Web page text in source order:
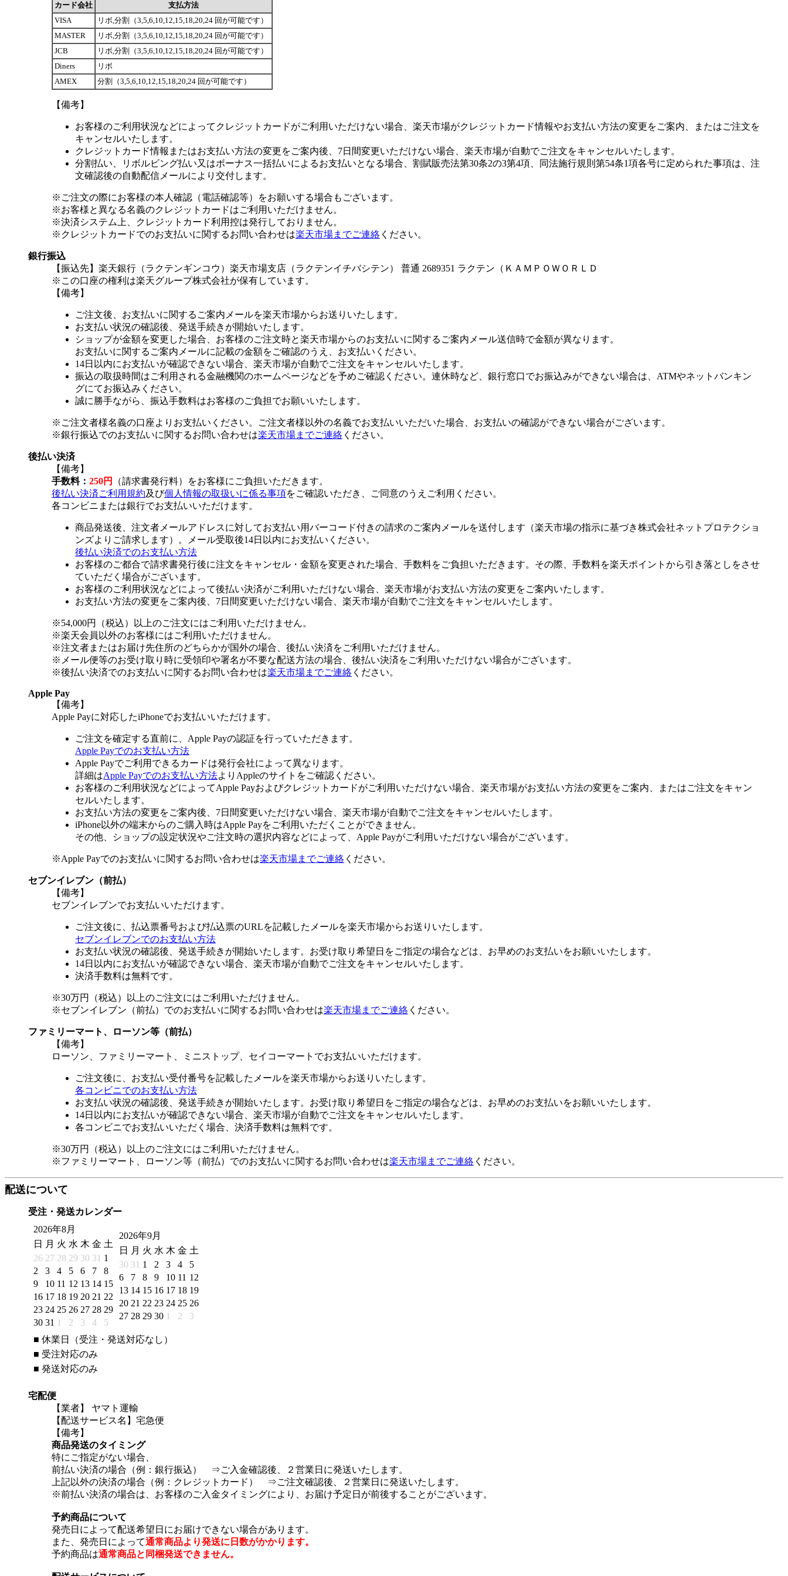
カード会社
支払方法
VISA
リボ,分割（3,5,6,10,12,15,18,20,24 回が可能です）
MASTER
リボ,分割（3,5,6,10,12,15,18,20,24 回が可能です）
JCB
リボ,分割（3,5,6,10,12,15,18,20,24 回が可能です）
Diners
リボ
AMEX
分割（3,5,6,10,12,15,18,20,24 回が可能です）
【備考】
お客様のご利用状況などによってクレジットカードがご利用いただけない場合、楽天市場がクレジットカード情報やお支払い方法の変更をご案内、またはご注文を
キャンセルいたします。
クレジットカード情報またはお支払い方法の変更をご案内後、7日間変更いただけない場合、楽天市場が自動でご注文をキャンセルいたします。
分割払い、リボルビング払い又はボーナス一括払いによるお支払いとなる場合、割賦販売法第30条2の3第4項、同法施行規則第54条1項各号に定められた事項は、注
文確認後の自動配信メールにより交付します。
※ご注文の際にお客様の本人確認（電話確認等）をお願いする場合もございます。
※お客様と異なる名義のクレジットカードはご利用いただけません。
※決済システム上、クレジットカード利用控は発行しておりません。
※クレジットカードでのお支払いに関するお問い合わせは楽天市場までご連絡 ください。
銀行振込
【振込先】楽天銀行（ラクテンギンコウ）楽天市場支店（ラクテンイチバシテン） 普通 2689351 ラクテン（ＫＡＭＰＯＷＯＲＬＤ
※この口座の権利は楽天グループ株式会社が保有しています。
【備考】
ご注文後、お支払いに関するご案内メールを楽天市場からお送りいたします。
お支払い状況の確認後、発送手続きが開始いたします。
ショップが金額を変更した場合、お客様のご注文時と楽天市場からのお支払いに関するご案内メール送信時で金額が異なります。
お支払いに関するご案内メールに記載の金額をご確認のうえ、お支払いください。
14日以内にお支払いが確認できない場合、楽天市場が自動でご注文をキャンセルいたします。
振込の取扱時間はご利用される金融機関のホームページなどを予めご確認ください。連休時など、銀行窓口でお振込みができない場合は、ATMやネットバンキン
グにてお振込みください。
誠に勝手ながら、振込手数料はお客様のご負担でお願いいたします。
※ご注文者様名義の口座よりお支払いください。ご注文者様以外の名義でお支払いいただいた場合、お支払いの確認ができない場合がございます。
※銀行振込でのお支払いに関するお問い合わせは楽天市場までご連絡 ください。
後払い決済
【備考】
手数料： 250円
（請求書発行料）をお客様にご負担いただきます。
後払い決済ご利用規約及び個人情報の取扱いに係る事項をご確認いただき、ご同意のうえご利用ください。
各コンビニまたは銀行でお支払いいただけます。
商品発送後、注文者メールアドレスに対してお支払い用バーコード付きの請求のご案内メールを送付します（楽天市場の指示に基づき株式会社ネットプロテクショ
ンズよりご請求します）。メール受取後14日以内にお支払いください。
後払い決済でのお支払い方法
お客様のご都合で請求書発行後に注文をキャンセル・金額を変更された場合、手数料をご負担いただきます。その際、手数料を楽天ポイントから引き落としをさせ
ていただく場合がございます。
お客様のご利用状況などによって後払い決済がご利用いただけない場合、楽天市場がお支払い方法の変更をご案内いたします。
お支払い方法の変更をご案内後、7日間変更いただけない場合、楽天市場が自動でご注文をキャンセルいたします。
※54,000円（税込）以上のご注文にはご利用いただけません。
※楽天会員以外のお客様にはご利用いただけません。
※注文者またはお届け先住所のどちらかが国外の場合、後払い決済をご利用いただけません。
※メール便等のお受け取り時に受領印や署名が不要な配送方法の場合、後払い決済をご利用いただけない場合がございます。
※後払い決済でのお支払いに関するお問い合わせは楽天市場までご連絡 ください。
Apple Pay
【備考】
Apple Payに対応したiPhoneでお支払いいただけます。
ご注文を確定する直前に、Apple Payの認証を行っていただきます。
Apple Payでのお支払い方法
Apple Payでご利用できるカードは発行会社によって異なります。
詳細はApple Payでのお支払い方法よりAppleのサイトをご確認ください。
お客様のご利用状況などによってApple Payおよびクレジットカードがご利用いただけない場合、楽天市場がお支払い方法の変更をご案内、またはご注文をキャン
セルいたします。
お支払い方法の変更をご案内後、7日間変更いただけない場合、楽天市場が自動でご注文をキャンセルいたします。
iPhone以外の端末からのご購入時はApple Payをご利用いただくことができません。
その他、ショップの設定状況やご注文時の選択内容などによって、Apple Payがご利用いただけない場合がございます。
※Apple Payでのお支払いに関するお問い合わせは楽天市場までご連絡 ください。
セブンイレブン（前払）
【備考】
セブンイレブンでお支払いいただけます。
ご注文後に、払込票番号および払込票のURLを記載したメールを楽天市場からお送りいたします。
セブンイレブンでのお支払い方法
お支払い状況の確認後、発送手続きが開始いたします。お受け取り希望日をご指定の場合などは、お早めのお支払いをお願いいたします。
14日以内にお支払いが確認できない場合、楽天市場が自動でご注文をキャンセルいたします。
決済手数料は無料です。
※30万円（税込）以上のご注文にはご利用いただけません。
※セブンイレブン（前払）でのお支払いに関するお問い合わせは楽天市場までご連絡 ください。
ファミリーマート、ローソン等（前払）
【備考】
ローソン、ファミリーマート、ミニストップ、セイコーマートでお支払いいただけます。
ご注文後に、お支払い受付番号を記載したメールを楽天市場からお送りいたします。
各コンビニでのお支払い方法
お支払い状況の確認後、発送手続きが開始いたします。お受け取り希望日をご指定の場合などは、お早めのお支払いをお願いいたします。
14日以内にお支払いが確認できない場合、楽天市場が自動でご注文をキャンセルいたします。
各コンビニでお支払いいただく場合、決済手数料は無料です。
※30万円（税込）以上のご注文にはご利用いただけません。
※ファミリーマート、ローソン等（前払）でのお支払いに関するお問い合わせは楽天市場までご連絡 ください。
配送について
受注・発送カレンダー
2026年8月
日
月 火 水 木 金 土
26 27 28 29 30 31 1
2
3 4 5 6 7
8
9
10 11 12 13 14 15
16 17 18 19 20 21 22
23 24 25 26 27 28 29
30 31 1 2 3 4 5
2026年9月
日
月 火 水 木 金 土
30 31 1 2 3 4
5
6
7 8 9 10 11 12
13 14 15 16 17 18 19
20 21 22 23 24 25 26
27 28 29 30 1 2 3
■ 休業日（受注・発送対応なし）
■ 受注対応のみ
■ 発送対応のみ
宅配便
【業者】 ヤマト運輸
【配送サービス名】宅急便
【備考】
商品発送のタイミング
特にご指定がない場合、
前払い決済の場合（例：銀行振込） ⇒ご入金確認後、２営業日に発送いたします。
上記以外の決済の場合（例：クレジットカード） ⇒ご注文確認後、２営業日に発送いたします。
※前払い決済の場合は、お客様のご入金タイミングにより、お届け予定日が前後することがございます。
予約商品について
発売日によって配送希望日にお届けできない場合があります。
また、発売日によって通常商品より発送に日数がかかります。
予約商品は通常商品と同梱発送できません。